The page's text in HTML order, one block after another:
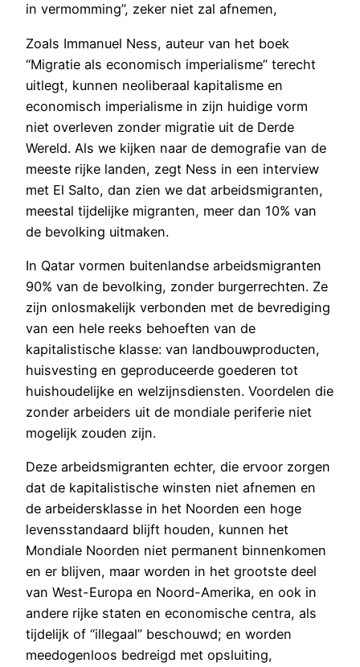
in vermomming”, zeker niet zal afnemen,
Zoals Immanuel Ness, auteur van het boek
“Migratie als economisch imperialisme” terecht
uitlegt, kunnen neoliberaal kapitalisme en
economisch imperialisme in zijn huidige vorm
niet overleven zonder migratie uit de Derde
Wereld. Als we kijken naar de demografie van de
meeste rijke landen, zegt Ness in een interview
met El Salto, dan zien we dat arbeidsmigranten,
meestal tijdelijke migranten, meer dan 10% van
de bevolking uitmaken.
In Qatar vormen buitenlandse arbeidsmigranten
90% van de bevolking, zonder burgerrechten. Ze
zijn onlosmakelijk verbonden met de bevrediging
van een hele reeks behoeften van de
kapitalistische klasse: van landbouwproducten,
huisvesting en geproduceerde goederen tot
huishoudelijke en welzijnsdiensten. Voordelen die
zonder arbeiders uit de mondiale periferie niet
mogelijk zouden zijn.
Deze arbeidsmigranten echter, die ervoor zorgen
dat de kapitalistische winsten niet afnemen en
de arbeidersklasse in het Noorden een hoge
levensstandaard blijft houden, kunnen het
Mondiale Noorden niet permanent binnenkomen
en er blijven, maar worden in het grootste deel
van West-Europa en Noord-Amerika, en ook in
andere rijke staten en economische centra, als
tijdelijk of “illegaal” beschouwd; en worden
meedogenloos bedreigd met opsluiting,